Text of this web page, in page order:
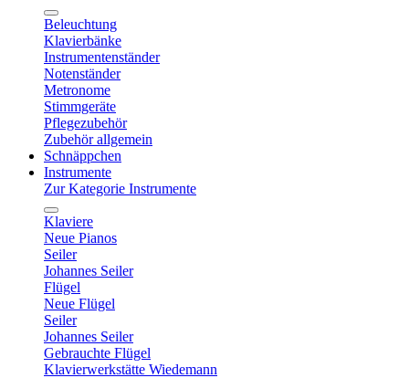
Beleuchtung
Klavierbänke
Instrumentenständer
Notenständer
Metronome
Stimmgeräte
Pflegezubehör
Zubehör allgemein
Schnäppchen
Instrumente
Zur Kategorie Instrumente
Klaviere
Neue Pianos
Seiler
Johannes Seiler
Flügel
Neue Flügel
Seiler
Johannes Seiler
Gebrauchte Flügel
Klavierwerkstätte Wiedemann